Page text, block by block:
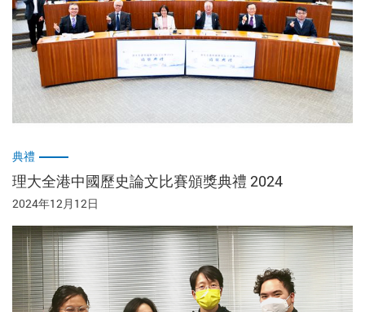
典禮
理大全港中國歷史論文比賽頒獎典禮 2024
2024年12月12日